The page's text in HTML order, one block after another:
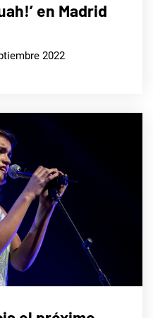
en Madrid
2022